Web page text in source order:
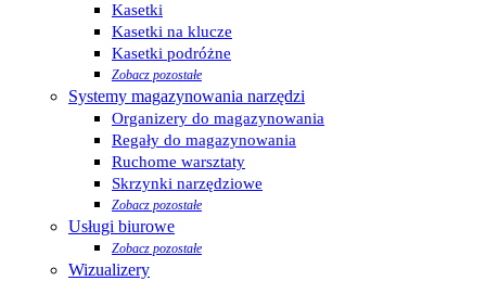
Kasetki
Kasetki na klucze
Kasetki podróżne
Zobacz pozostałe
Systemy magazynowania narzędzi
Organizery do magazynowania
Regały do magazynowania
Ruchome warsztaty
Skrzynki narzędziowe
Zobacz pozostałe
Usługi biurowe
Zobacz pozostałe
Wizualizery